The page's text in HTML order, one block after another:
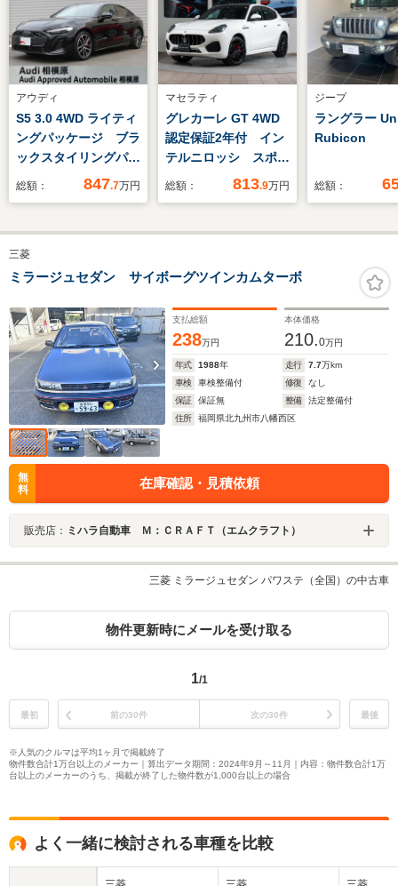
アウディ
S5 3.0 4WD ライティ
ングパッケージ ブラ
ックスタイリングパッ
ケージ カラードブレ
ホイール 認定中古車
総額： 847.7万円
マセラティ
グレカーレ GT 4WD
認定保証2年付 イン
テルニロッシ スポー
ツパッケージ クライ
ポーツブレミアムレザ
リエ21インチクリオ
ッドキャリパー
総額： 813.9万円
ジープ
ラングラー
Rubicon
総額：
三菱
ミラージュセダン サイボーグツインカムターボ
支払総額
238万円
本体価格
210.0万円
年式 1988年 走行 7.7万km
車検
車検整備付 修復
なし
保証
保証無 整備
法定整備付
住所
福岡県北九州市八幡西区
無
料
在庫確認・見積依頼
販売店： ミハラ自動車 Ｍ：ＣＲＡＦＴ（エムクラフト）
三菱 ミラージュセダン パワステ（全国）の中古車
物件更新時にメールを受け取る
1/1
最初 前の30件 次の30件 最後
※人気のクルマは平均1ヶ月で掲載終了
物件数合計1万台以上のメーカー｜算出データ期間：2024年9月～11月｜内容：物件数合計1万
台以上のメーカーのうち、掲載が終了した物件数が1,000台以上の場合
よく一緒に検討される車種を比較